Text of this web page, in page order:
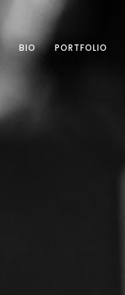
BIO PORTFOLIO